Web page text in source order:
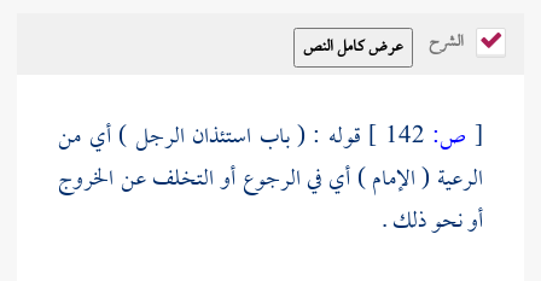
الشرح
[ ص:
قوله : ( باب استئذان الرجل ) أي من
الرعية ( الإمام ) أي في الرجوع أو التخلف عن الخروج
أو نحو ذلك .